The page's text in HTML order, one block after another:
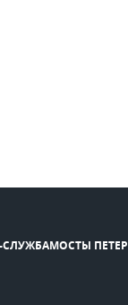
СЛУЖБАМОСТЫ